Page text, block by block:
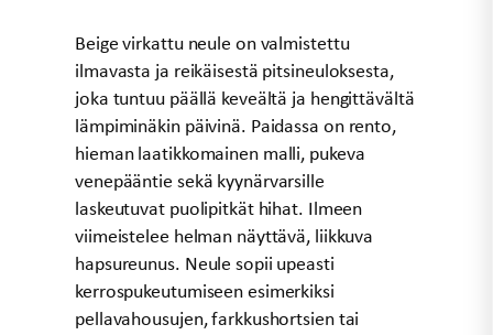
Beige virkattu neule on valmistettu
ilmavasta ja reikäisestä pitsineuloksesta,
joka tuntuu päällä keveältä ja hengittävältä
lämpiminäkin päivinä. Paidassa on rento,
hieman laatikkomainen malli, pukeva
venepääntie sekä kyynärvarsille
laskeutuvat puolipitkät hihat. Ilmeen
viimeistelee helman näyttävä, liikkuva
hapsureunus. Neule sopii upeasti
kerrospukeutumiseen esimerkiksi
pellavahousujen, farkkushortsien tai